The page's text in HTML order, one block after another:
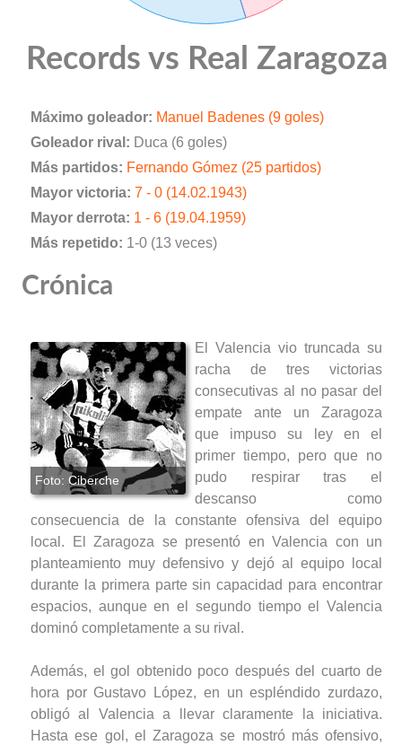
Records vs Real Zaragoza
Máximo goleador: Manuel Badenes (9 goles)
Goleador rival: Duca (6 goles)
Más partidos: Fernando Gómez (25 partidos)
Mayor victoria: 7 - 0 (14.02.1943)
Mayor derrota: 1 - 6 (19.04.1959)
Más repetido: 1-0 (13 veces)
Crónica
El Valencia vio truncada su
racha de tres victorias
consecutivas al no pasar del
empate ante un Zaragoza
que impuso su ley en el
primer tiempo, pero que no
pudo respirar tras el
descanso como
consecuencia de la constante ofensiva del equipo
local. El Zaragoza se presentó en Valencia con un
planteamiento muy defensivo y dejó al equipo local
durante la primera parte sin capacidad para encontrar
espacios, aunque en el segundo tiempo el Valencia
dominó completamente a su rival.
Además, el gol obtenido poco después del cuarto de
hora por Gustavo López, en un espléndido zurdazo,
obligó al Valencia a llevar claramente la iniciativa.
Hasta ese gol, el Zaragoza se mostró más ofensivo,